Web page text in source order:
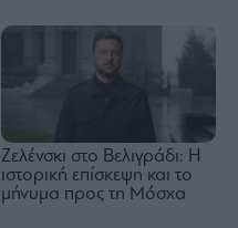
Ζελένσκι στο Βελιγράδι: Η
ιστορική επίσκεψη και το
μήνυμα προς τη Μόσχα